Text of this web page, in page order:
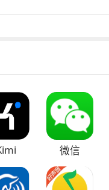
微信